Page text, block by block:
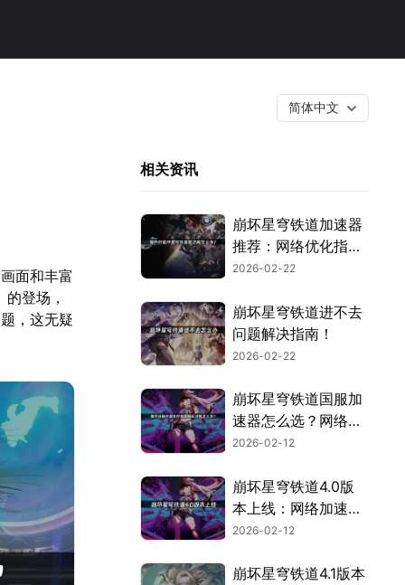
简体中文
面和丰富
登场，
，这无疑
相关资讯
崩坏星穹铁道加速器
推荐：网络优化指
南！
2026-02-22
崩坏星穹铁道进不去
问题解决指南！
2026-02-22
崩坏星穹铁道国服加
速器怎么选？网络优
化指南！
2026-02-12
崩坏星穹铁道4.0版
本上线：网络加速与
福利指南！
2026-02-12
崩坏星穹铁道4.1版本